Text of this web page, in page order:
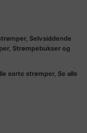
, Selvsiddende
, Strømpebukser og
sorte strømper, Se alle